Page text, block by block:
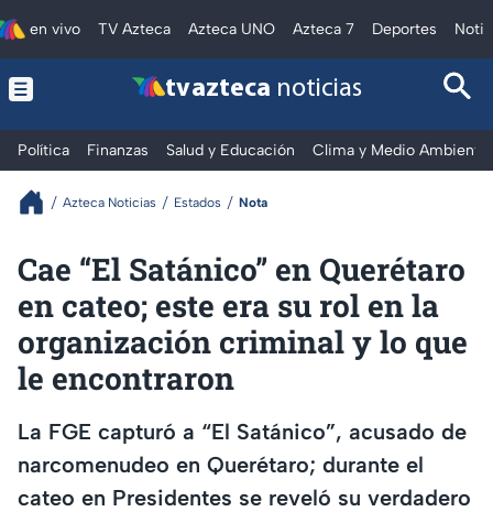
en vivo TV Azteca Azteca UNO Azteca 7 Deportes
tv azteca noticias
Política Finanzas Salud y Educación Clima y Medio Ambiente
Azteca Noticias Estados Nota
Cae “El Satánico” en Querétaro
en cateo; este era su rol en la
organización criminal y lo que
le encontraron
La FGE capturó a “El Satánico”, acusado de
narcomenudeo en Querétaro; durante el
cateo en Presidentes se reveló su verdadero